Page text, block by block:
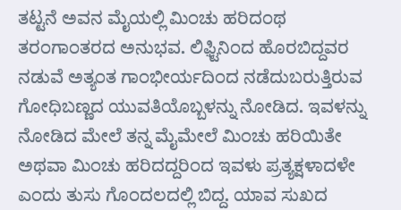
ತಟ್ಟನೆ ಅವನ ಮೈಯಲ್ಲಿ ಮಿಂಚು ಹರಿದಂಥ
ತರಂಗಾಂತರದ ಅನುಭವ. ಲಿಫ಼್ಟಿನಿಂದ ಹೊರಬಿದ್ದವರ
ನಡುವೆ ಅತ್ಯಂತ ಗಾಂಭೀರ್ಯದಿಂದ ನಡೆದುಬರುತ್ತಿರುವ
ಗೋಧಿಬಣ್ಣದ ಯುವತಿಯೊಬ್ಬಳನ್ನು ನೋಡಿದ. ಇವಳನ್ನು
ನೋಡಿದ ಮೇಲೆ ತನ್ನ ಮೈಮೇಲೆ ಮಿಂಚು ಹರಿಯಿತೇ
ಅಥವಾ ಮಿಂಚು ಹರಿದದ್ದರಿಂದ ಇವಳು ಪ್ರತ್ಯಕ್ಷಳಾದಳೇ
ಎಂದು ತುಸು ಗೊಂದಲದಲ್ಲಿ ಬಿದ್ದ. ಯಾವ ಸುಖದ